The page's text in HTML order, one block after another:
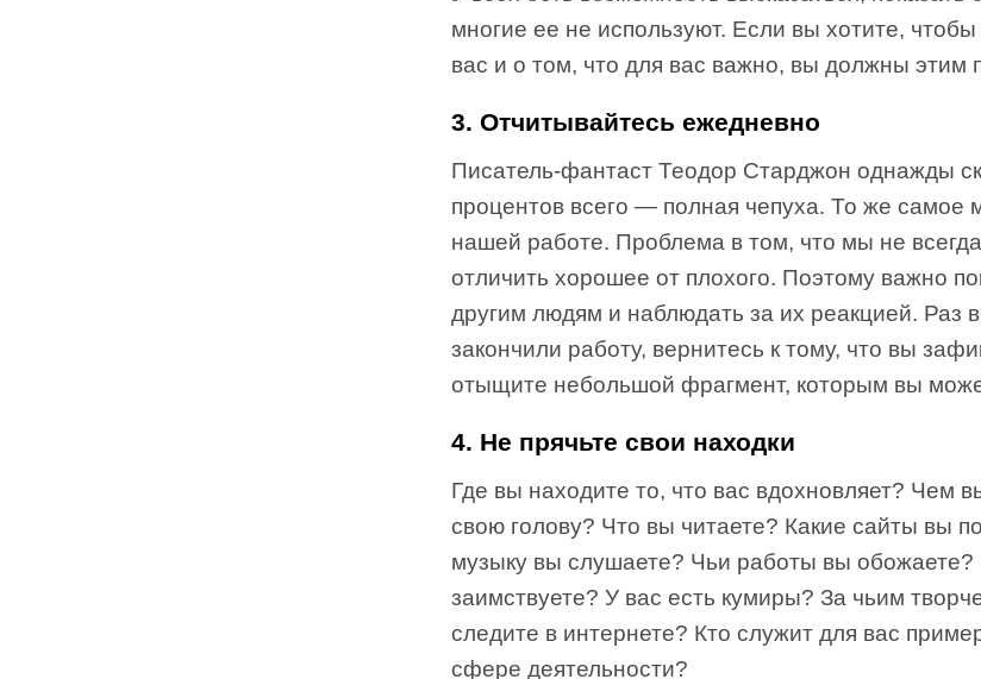
многие ее не используют. Если вы хотите,
вас и о том, что для вас важно, вы должны этим
3. Отчитывайтесь ежедневно
Писатель-фантаст Теодор Старджон однажды
процентов всего — полная чепуха. То же самое
нашей работе. Проблема в том, что мы не
отличить хорошее от плохого. Поэтому важно
другим людям и наблюдать за их реакцией. Раз
закончили работу, вернитесь к тому, что вы
отыщите небольшой фрагмент, которым вы
4. Не прячьте свои находки
Где вы находите то, что вас вдохновляет? Чем
свою голову? Что вы читаете? Какие сайты вы
музыку вы слушаете? Чьи работы вы
заимствуете? У вас есть кумиры? За чьим
следите в интернете? Кто служит для вас
сфере деятельности?